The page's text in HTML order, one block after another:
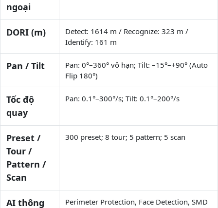
ngoại
DORI (m)
Detect: 1614 m / Recognize: 323 m /
Identify: 161 m
Pan / Tilt
Pan: 0°–360° vô hạn; Tilt: –15°–+90° (Auto
Flip 180°)
Tốc độ
quay
Pan: 0.1°–300°/s; Tilt: 0.1°–200°/s
Preset /
Tour /
Pattern /
Scan
300 preset; 8 tour; 5 pattern; 5 scan
AI thông
Perimeter Protection, Face Detection, SMD